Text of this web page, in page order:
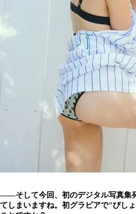
――そして今回、初のデジタル写真集
てしまいますね。初グラビアで"びし